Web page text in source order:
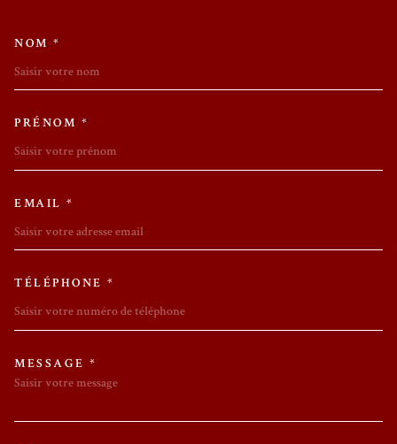
NOM *
PRÉNOM *
EMAIL *
TÉLÉPHONE *
MESSAGE *